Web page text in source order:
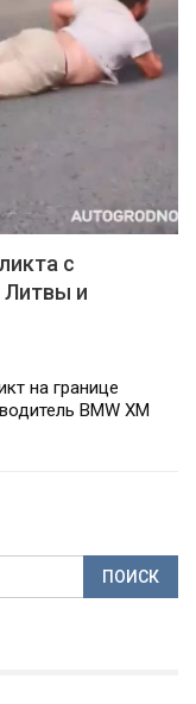
с
Литвы и
на границе
BMW XM